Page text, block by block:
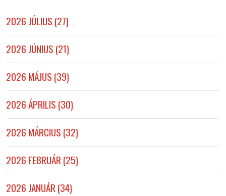
2026 JÚLIUS (27)
2026 JÚNIUS (21)
2026 MÁJUS (39)
2026 ÁPRILIS (30)
2026 MÁRCIUS (32)
2026 FEBRUÁR (25)
2026 JANUÁR (34)